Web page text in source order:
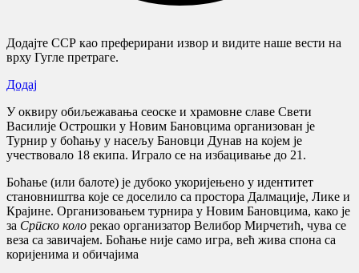
Додајте ССР као преферирани извор и видите наше вести на
врху Гугле претраге.
Додај
У оквиру обиљежавања сеоске и храмовне славе Свети
Василије Острошки у Новим Бановцима организован је
Турнир у боћању у насељу Бановци Дунав на којем је
учествовало 18 екипа. Играло се на избацивање до 21.
Боћање (или балоте) је дубоко укоријењено у идентитет
становништва које се доселило са простора Далмације, Лике и
Крајине. Организовањем турнира у Новим Бановцима, како је
за Српско коло рекао организатор Велибор Мирчетић, чува се
веза са завичајем. Боћање није само игра, већ жива спона са
коријенима и обичајима